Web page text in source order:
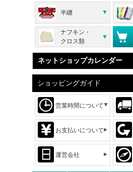
半纏
ナフキン・
クロス類
ネットショップカレンダー
ショッピングガイド
営業時間について
お支払いについて
運営会社